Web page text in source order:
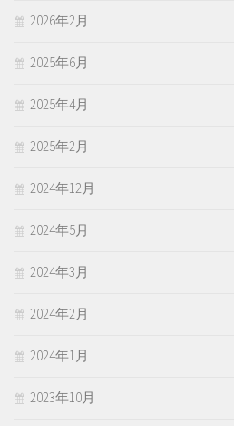
2026年2月
2025年6月
2025年4月
2025年2月
2024年12月
2024年5月
2024年3月
2024年2月
2024年1月
2023年10月